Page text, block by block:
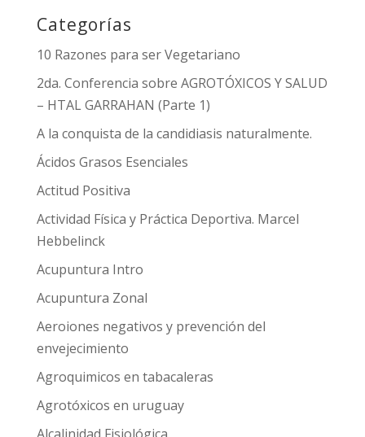
Categorías
10 Razones para ser Vegetariano
2da. Conferencia sobre AGROTÓXICOS Y SALUD
– HTAL GARRAHAN (Parte 1)
A la conquista de la candidiasis naturalmente.
Ácidos Grasos Esenciales
Actitud Positiva
Actividad Física y Práctica Deportiva. Marcel
Hebbelinck
Acupuntura Intro
Acupuntura Zonal
Aeroiones negativos y prevención del
envejecimiento
Agroquimicos en tabacaleras
Agrotóxicos en uruguay